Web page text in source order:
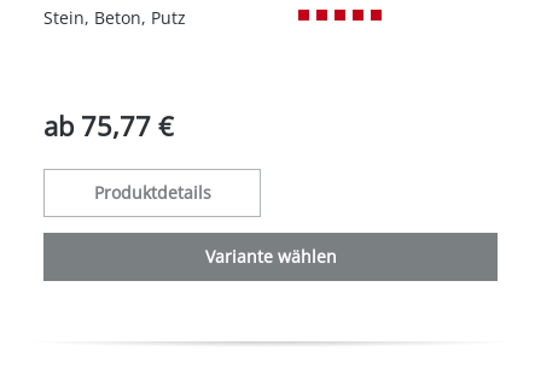
Stein, Beton, Putz
ab 75,77 €
Produktdetails
Variante wählen